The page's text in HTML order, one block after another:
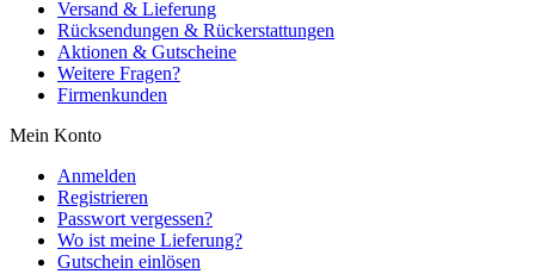
Versand & Lieferung
Rücksendungen & Rückerstattungen
Aktionen & Gutscheine
Weitere Fragen?
Firmenkunden
Mein Konto
Anmelden
Registrieren
Passwort vergessen?
Wo ist meine Lieferung?
Gutschein einlösen